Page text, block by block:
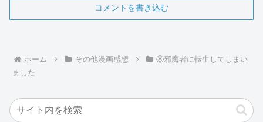
コメントを書き込む
ホーム その他漫画感想
⑧邪魔者に転生してしまい
ました